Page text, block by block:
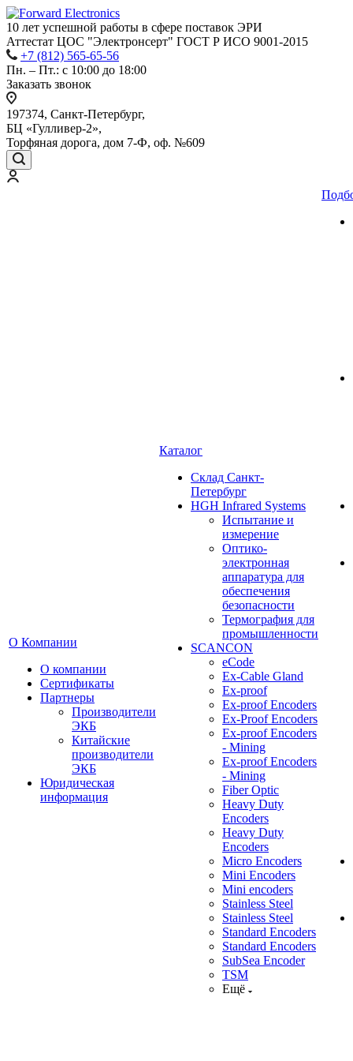
10 лет успешной работы в сфере поставок ЭРИ
Аттестат ЦОС "Электронсерт" ГОСТ Р ИСО 9001-2015
+7 (812) 565-65-56
Пн. – Пт.: с 10:00 до 18:00
Заказать звонок
197374, Санкт-Петербург,
БЦ «Гулливер-2»,
Торфяная дорога, дом 7-Ф, оф. №609
О Компании
О компании
Сертификаты
Партнеры
Производители
ЭКБ
Китайские
производители
ЭКБ
Юридическая
информация
Каталог
Cклад Санкт-
Петербург
HGH Infrared Systems
Испытание и
измерение
Оптико-
электронная
аппаратура для
обеспечения
безопасности
Термография для
промышленности
SCANCON
eCode
Ex-Cable Gland
Ex-proof
Ex-proof Encoders
Ex-Proof Encoders
Ex-proof Encoders
- Mining
Ex-proof Encoders
- Mining
Fiber Optic
Heavy Duty
Encoders
Heavy Duty
Encoders
Micro Encoders
Mini Encoders
Mini encoders
Stainless Steel
Stainless Steel
Standard Encoders
Standard Encoders
SubSea Encoder
TSM
Ещё